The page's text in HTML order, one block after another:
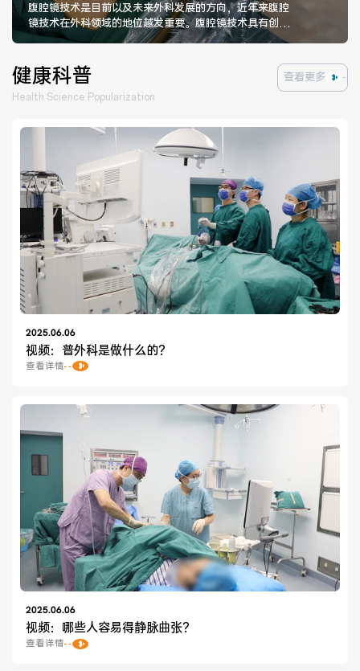
腹腔镜技术是目前以及未来外科发展的方向，近年来腹腔
镜技术在外科领域的地位越发重要。腹腔镜技术具有创伤
小，术中出血少，术后疼痛轻，术后恢复快，住院时间短
T管引流，腹腔镜肝脏部分切除，腹腔镜脾脏切除，腹腔
镜肝囊肿开窗等手术。
健康科普
Health Science Popularization
查看更多
2025.06.06
视频：普外科是做什么的？
查看详情
2025.06.06
视频：哪些人容易得静脉曲张？
查看详情